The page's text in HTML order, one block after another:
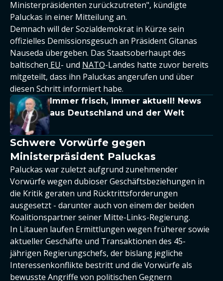
Ministerpräsidenten zurückzutreten", kündigte
Paluckas in einer Mitteilung an.
Demnach will der Sozialdemokrat in Kürze sein
offizielles Demissionsgesuch an Präsident Gitanas
Nauseda übergeben. Das Staatsoberhaupt des
baltischen EU- und NATO-Landes hatte zuvor bereits
mitgeteilt, dass ihn Paluckas angerufen und über
diesen Schritt informiert habe.
Immer frisch, immer aktuell! News
aus Deutschland und der Welt
Schwere Vorwürfe gegen
Ministerpräsident Paluckas
Paluckas war zuletzt aufgrund zunehmender
Vorwürfe wegen dubioser Geschäftsbeziehungen in
die Kritik geraten und Rücktrittsforderungen
ausgesetzt - darunter auch von einem der beiden
Koalitionspartner seiner Mitte-Links-Regierung.
In Litauen laufen Ermittlungen wegen früherer sowie
aktueller Geschäfte und Transaktionen des 45-
jährigen Regierungschefs, der bislang jegliche
Interessenkonflikte bestritt und die Vorwürfe als
bewusste Angriffe von politischen Gegnern